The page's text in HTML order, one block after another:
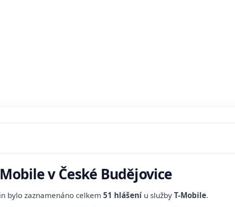
v České Budějovice
bylo zaznamenáno celkem 51 hlášení u služby T-Mobile.